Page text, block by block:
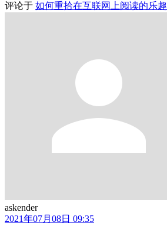
评论于 如何重拾在互联网上阅读的乐趣
askender
2021年07月08日 09:35